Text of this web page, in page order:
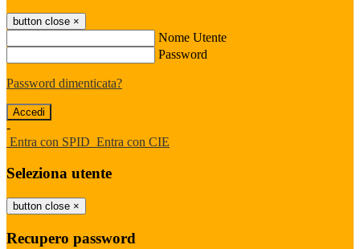
button close ×
Nome Utente
Password
Password dimenticata?
-
Entra con SPID Entra con CIE
Seleziona utente
button close ×
Recupero password